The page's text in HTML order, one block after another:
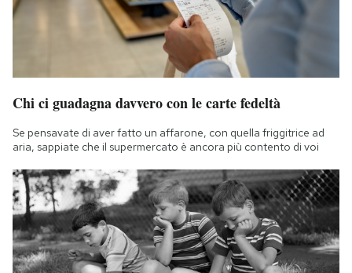
Chi ci guadagna davvero con le carte fedeltà
Se pensavate di aver fatto un affarone, con quella friggitrice ad
aria, sappiate che il supermercato è ancora più contento di voi